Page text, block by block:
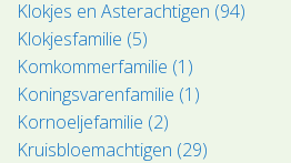
Klokjes en Asterachtigen (94)
Klokjesfamilie (5)
Komkommerfamilie (1)
Koningsvarenfamilie (1)
Kornoeljefamilie (2)
Kruisbloemachtigen (29)